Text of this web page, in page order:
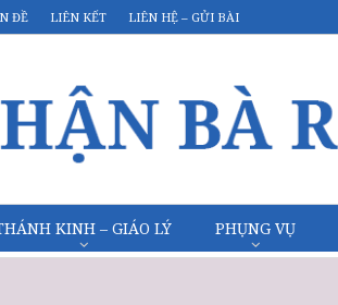
ĐỀ LIÊN KẾT LIÊN HỆ – GỬI BÀI
KINH – GIÁO LÝ PHỤNG VỤ